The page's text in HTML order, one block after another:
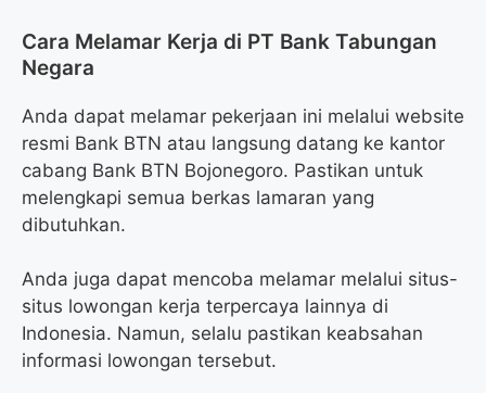
Cara Melamar Kerja di PT Bank Tabungan
Negara
Anda dapat melamar pekerjaan ini melalui website
resmi Bank BTN atau langsung datang ke kantor
cabang Bank BTN Bojonegoro. Pastikan untuk
melengkapi semua berkas lamaran yang
dibutuhkan.
Anda juga dapat mencoba melamar melalui situs-
situs lowongan kerja terpercaya lainnya di
Indonesia. Namun, selalu pastikan keabsahan
informasi lowongan tersebut.